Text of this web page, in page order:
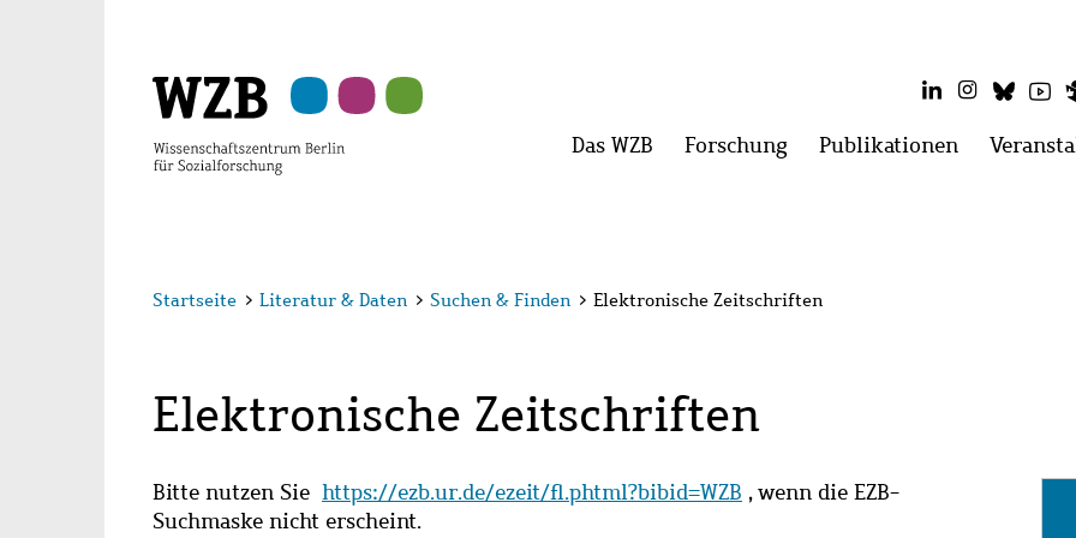
LinkedInInstagram
Hauptmenü
Das WZB Menü
Forschung Menü
Publikationen Menü
Startseite > Literatur & Daten > Suchen & Finden > Elektronische Zeitschriften
Elektronische Zeitschriften
Bitte nutzen Sie https://ezb.ur.de/ezeit/fl.phtml?bibid=WZB , wenn die EZB-
Suchmaske nicht erscheint.